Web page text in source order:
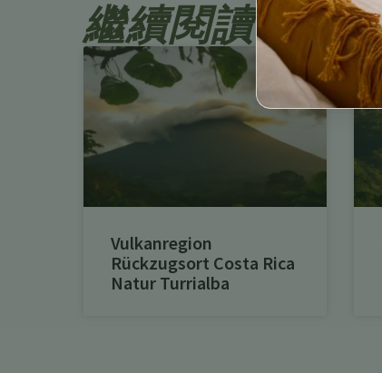
繼續閱讀
Vulkanregion
Rückzugsort Costa Rica
Natur Turrialba